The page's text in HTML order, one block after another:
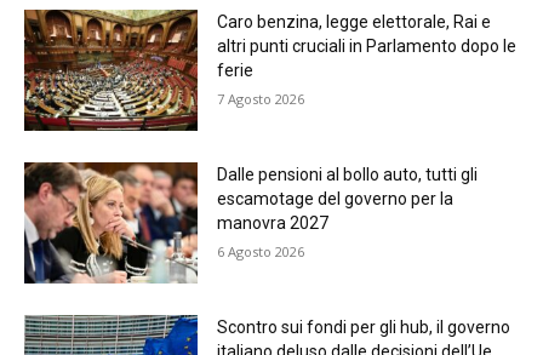
Caro benzina, legge elettorale, Rai e
altri punti cruciali in Parlamento dopo le
ferie
7 Agosto 2026
Dalle pensioni al bollo auto, tutti gli
escamotage del governo per la
manovra 2027
6 Agosto 2026
Scontro sui fondi per gli hub, il governo